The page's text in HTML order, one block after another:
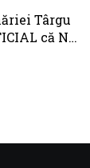
Târgu
că NU